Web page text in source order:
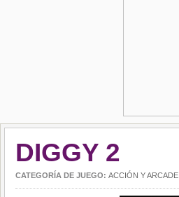
DIGGY 2
CATEGORÍA DE JUEGO: ACCIÓN Y ARCADE